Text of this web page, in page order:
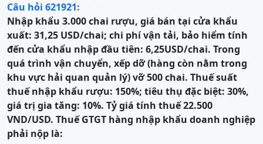
Câu hỏi 621921:
Nhập khẩu 3.000 chai rượu, giá bán tại cửa khẩu
xuất: 31,25 USD/chai; chi phí vận tải, bảo hiểm tính
đến cửa khẩu nhập đầu tiên: 6,25USD/chai. Trong
quá trình vận chuyển, xếp dỡ (hàng còn nằm trong
khu vực hải quan quản lý) vỡ 500 chai. Thuế suất
thuế nhập khẩu rượu: 150%; tiêu thụ đặc biệt: 30%,
giá trị gia tăng: 10%. Tỷ giá tính thuế 22.500
VND/USD. Thuế GTGT hàng nhập khẩu doanh nghiệp
phải nộp là: